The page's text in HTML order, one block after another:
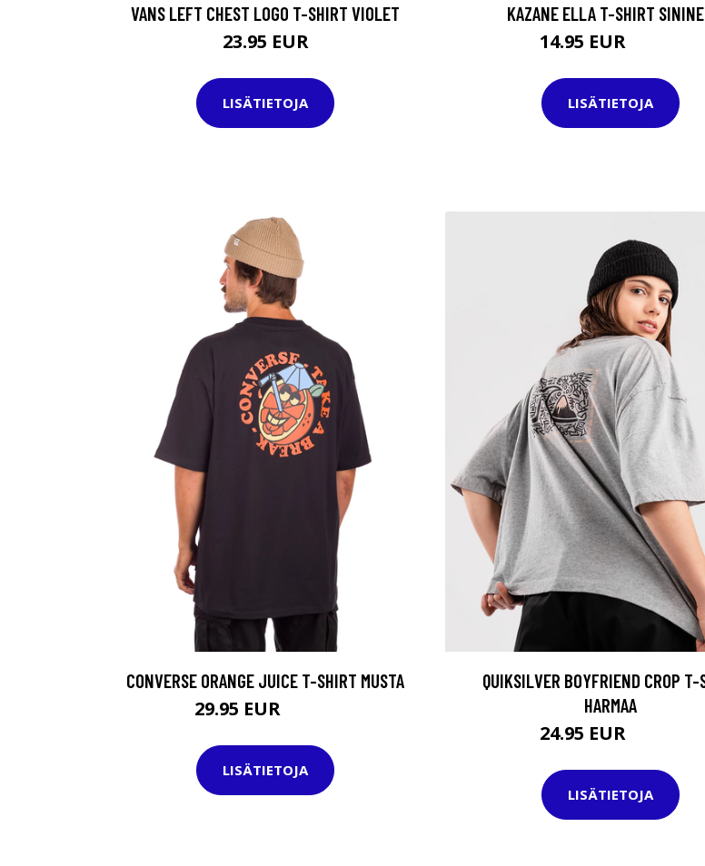
VANS LEFT CHEST LOGO T-SHIRT VIOLET
23.95 EUR
LISÄTIETOJA
KAZANE ELLA T-SHIRT
14.95 EUR
LISÄTIETOJA
CONVERSE ORANGE JUICE T-SHIRT MUSTA
29.95 EUR
LISÄTIETOJA
QUIKSILVER BOYFRIEND CROP T-
HARMAA
24.95 EUR
LISÄTIETOJA